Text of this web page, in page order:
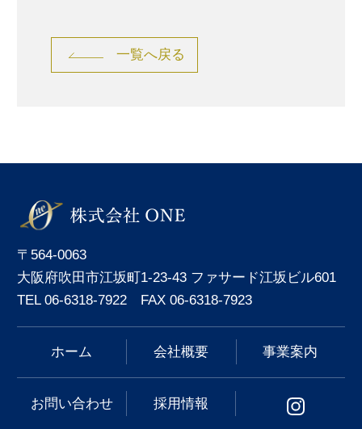
一覧へ戻る
〒564-0063
大阪府吹田市江坂町1-23-43 ファサード江坂ビル601
TEL 06-6318-7922 FAX 06-6318-7923
ホーム 会社概要 事業案内
お問い合わせ 採用情報